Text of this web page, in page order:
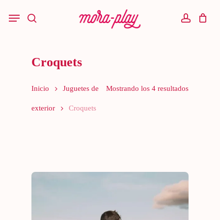
main
search account
Menu
Croquets
Mostrando los 4 resultados
Inicio Juguetes de
exterior Croquets